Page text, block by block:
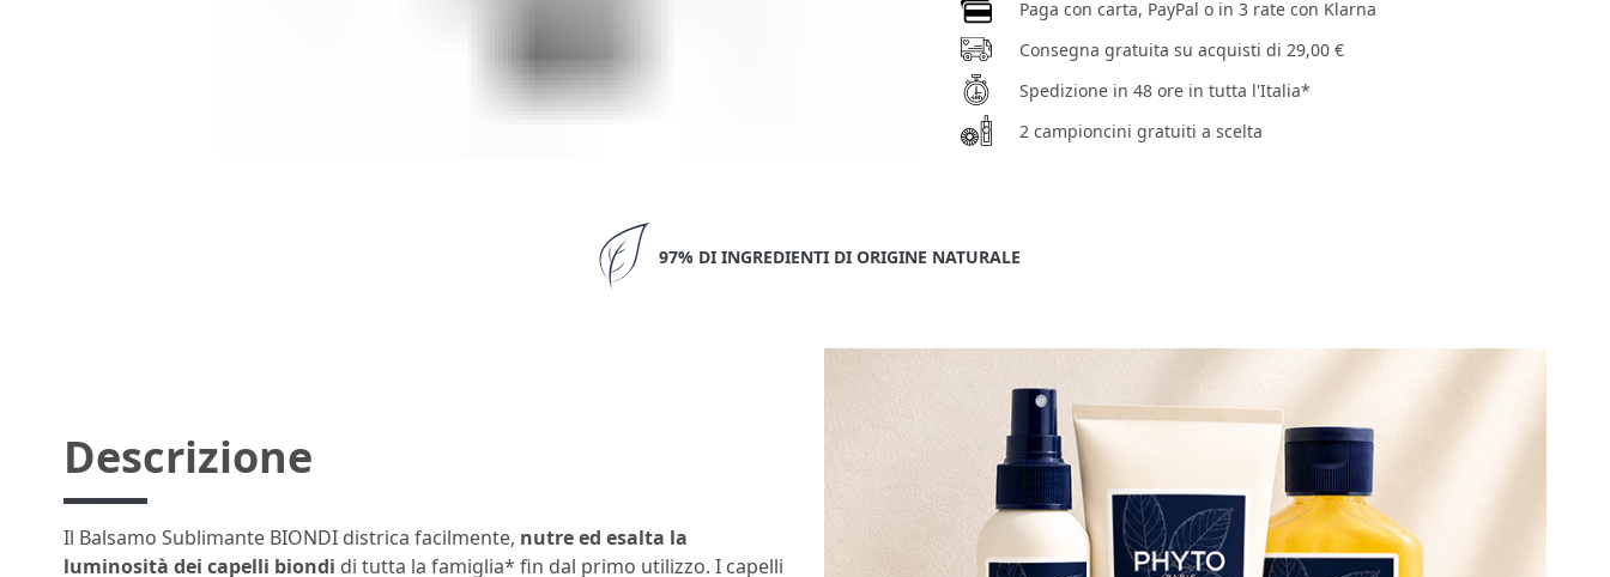
Paga con carta, PayPal o in 3 rate con Klarna
Consegna gratuita su acquisti di 29,00 €
Spedizione in 48 ore in tutta l'Italia*
2 campioncini gratuiti a scelta
97% DI INGREDIENTI DI ORIGINE NATURALE
Descrizione
Il Balsamo Sublimante BIONDI districa facilmente, nutre ed esalta la
luminosità dei capelli biondi di tutta la famiglia* fin dal primo utilizzo. I capelli